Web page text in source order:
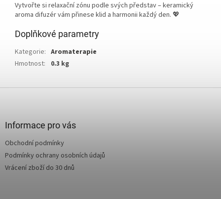
Vytvořte si relaxační zónu podle svých představ – keramický
aroma difuzér vám přinese klid a harmonii každý den. 💖
Doplňkové parametry
Kategorie: Aromaterapie
Hmotnost: 0.3 kg
Informace pro vás
Obchodní podmínky
Podmínky ochrany osobních údajů
Vrácení zboží do 30 dnů